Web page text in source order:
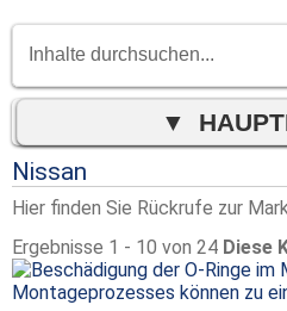
Nissan
Hier finden Sie Rückrufe zur
Ergebnisse 1 - 10 von 24 Diese